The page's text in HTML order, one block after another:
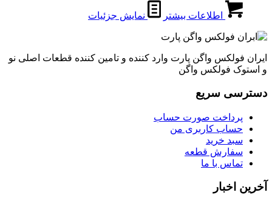
اطلاعات بیشتر نمایش جزئیات
ایران فولکس واگن پارت وارد کننده و تامین کننده قطعات اصلی نو
و استوک فولکس واگن
دسترسی سریع
پرداخت صورت حساب
حساب کاربری من
سبد خرید
سفارش قطعه
تماس با ما
آخرین اخبار